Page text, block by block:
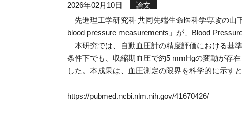
2026年02月10日
論文
先進理工学研究科 共同先端生命医科学専攻の山
blood pressure measurements」が、Blood
本研究では、自動血圧計の精度評価における基
条件下でも、収縮期血圧で約5 mmHgの変動が存
した。本成果は、血圧測定の限界を科学的に示す
https://pubmed.ncbi.nlm.nih.gov/41670426/